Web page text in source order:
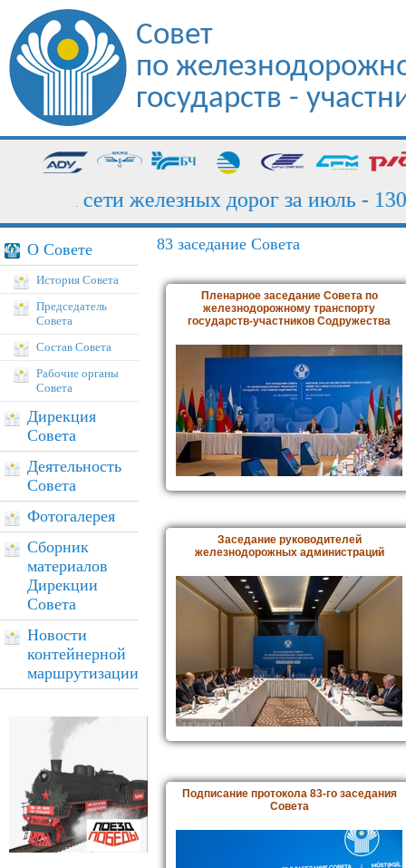
Совет
по
государств -
сети железных дорог за июль - 130,7
О Совете
История Совета
Председатель
Совета
Состав Совета
Рабочие органы
Совета
Дирекция
Совета
Деятельность
Совета
Фотогалерея
Сборник
материалов
Дирекции
Совета
Новости
контейнерной
маршрутизации
83 заседание Совета
Пленарное заседание Совета по
железнодорожному транспорту
государств-участников Содружества
Заседание руководителей
железнодорожных администраций
Подписание протокола 83-го заседания
Совета